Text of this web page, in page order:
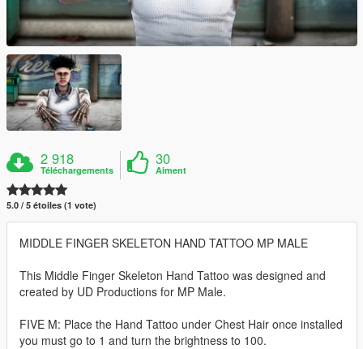
2 918
Téléchargements
30
Aiment
5.0 / 5 étoiles (1 vote)
MIDDLE FINGER SKELETON HAND TATTOO MP MALE
This Middle Finger Skeleton Hand Tattoo was designed and
created by UD Productions for MP Male.
FIVE M: Place the Hand Tattoo under Chest Hair once installed
you must go to 1 and turn the brightness to 100.